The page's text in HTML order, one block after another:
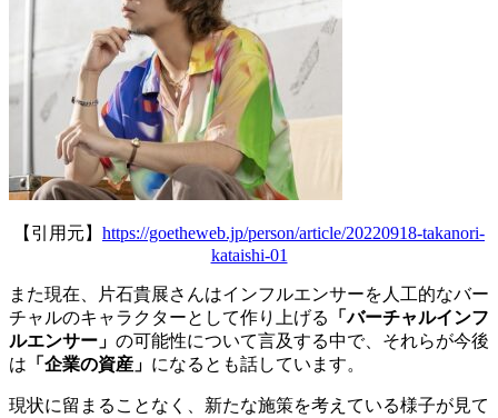
【引用元】 https://goetheweb.jp/person/article/20220918-takanori-
kataishi-01
また現在、片石貴展さんはインフルエンサーを人工的なバー
チャルのキャラクターとして作り上げる
「バーチャルインフ
ルエンサー」 の可能性について言及する中で、それらが今後
は 「企業の資産」 になるとも話しています。
現状に留まることなく、新たな施策を考えている様子が見て